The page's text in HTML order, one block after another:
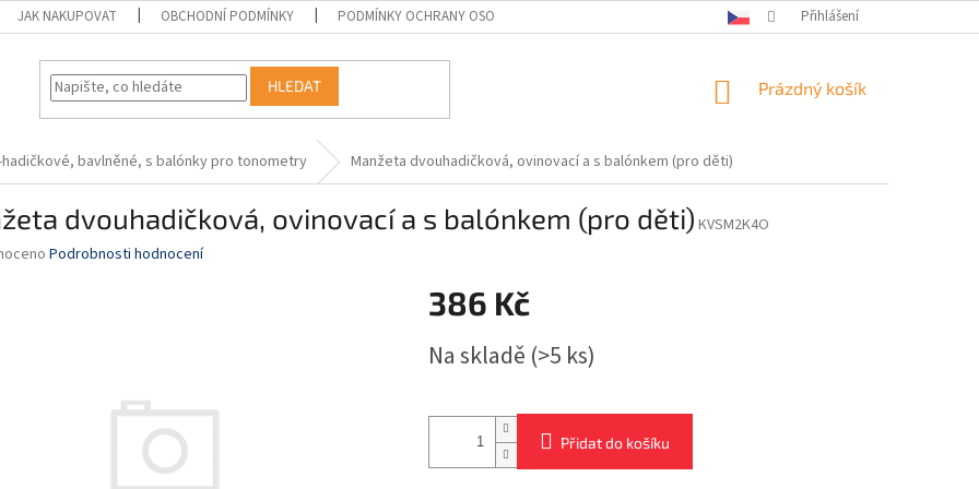
JAK NAKUPOVAT OBCHODNÍ PODMÍNKY PODMÍNKY OCHRANY OSOBNÍCH ÚDAJŮ Přihlášení
HLEDAT
NÁKUPNÍ
Prázdný košík
bavlněné, s balónky pro tonometry Manžeta dvouhadičková, ovinovací a s balónkem (pro děti)
dvouhadičková, ovinovací a s balónkem (pro děti) KVSM2K4O
Podrobnosti hodnocení
386 Kč
cena:
Na skladě (>5 ks)
Přidat do košíku